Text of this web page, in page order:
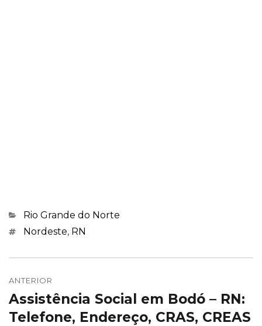
Categorias
Rio Grande do Norte
Marcações
Nordeste, RN
de
Post
ANTERIOR
Post
anterior:
Assistência Social em Bodó – RN:
Telefone, Endereço, CRAS, CREAS